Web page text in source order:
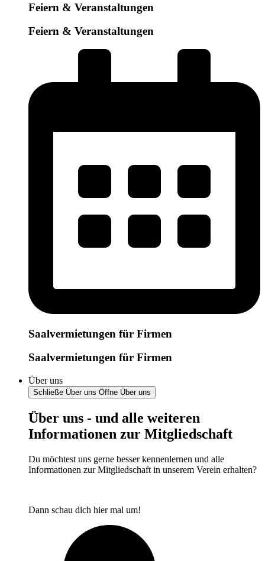
Feiern & Veranstaltungen
Feiern & Veranstaltungen
Saalvermietungen für Firmen
Saalvermietungen für Firmen
Über uns
Schließe Über uns Öffne Über uns
Über uns - und alle weiteren
Informationen zur Mitgliedschaft
Du möchtest uns gerne besser kennenlernen und alle
Informationen zur Mitgliedschaft in unserem Verein erhalten?
Dann schau dich hier mal um!